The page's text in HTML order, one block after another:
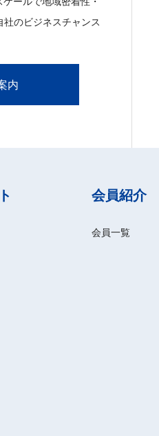
のビジネスチャンス
内
会員紹介
会員一覧